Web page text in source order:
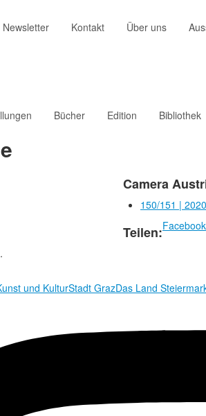
Newsletter Kontakt Über uns
Bücher Edition Bibliothek
Camera
150/151 | 2020
Teilen:Facebook
und KulturStadt GrazDas Land